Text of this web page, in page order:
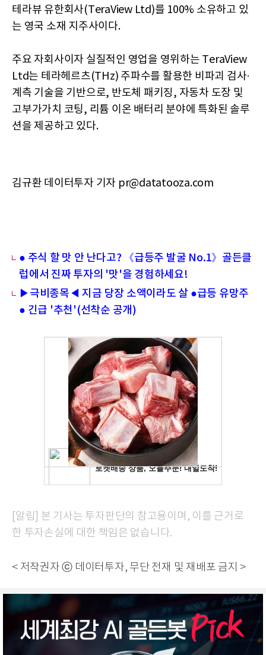
테라뷰 유한회사(TeraView Ltd)를 100% 소유하고 있
는 영국 소재 지주사이다.
주요 자회사이자 실질적인 영업을 영위하는 TeraView
Ltd는 테라헤르츠(THz) 주파수를 활용한 비파괴 검사·
계측 기술을 기반으로, 반도체 패키징, 자동차 도장 및
고부가가치 코팅, 리튬 이온 배터리 분야에 특화된 솔루
션을 제공하고 있다.
김규환 데이터투자 기자 pr@datatooza.com
● 주식 할 맛 안 난다고? 《급등주 발굴 No.1》골든클
럽에서 진짜 투자의 '맛'을 경험하세요!
▶극비종목◀ 지금 당장 소액이라도 살 ●급등 유망주
● 긴급 '추천'(선착순 공개)
[알림] 본 기사는 투자판단의 참고용이며, 이를 근거로
한 투자손실에 대한 책임은 없습니다.
< 저작권자 ⓒ 데이터투자, 무단 전재 및 재배포 금지 >